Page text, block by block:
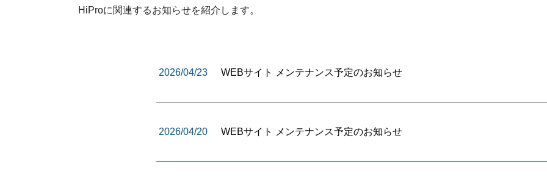
HiProに関連するお知らせを紹介します。
2026/04/23 WEBサイト メンテナンス予定のお知らせ
2026/04/20 WEBサイト メンテナンス予定のお知らせ